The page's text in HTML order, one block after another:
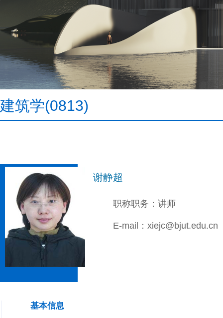
建筑学(0813)
谢静超
职称职务：讲师
E-mail：xiejc@bjut.edu.cn
基本信息